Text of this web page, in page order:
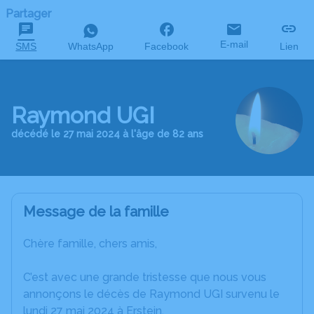
Partager
SMS WhatsApp Facebook E-mail Lien
Raymond UGI
décédé le 27 mai 2024 à l'âge de 82 ans
Message de la famille
Chère famille, chers amis,
C’est avec une grande tristesse que nous vous
annonçons le décès de Raymond UGI survenu le
lundi 27 mai 2024 à Erstein.